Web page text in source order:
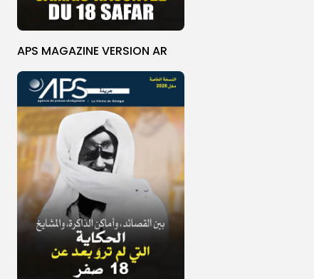
APS MAGAZINE VERSION AR